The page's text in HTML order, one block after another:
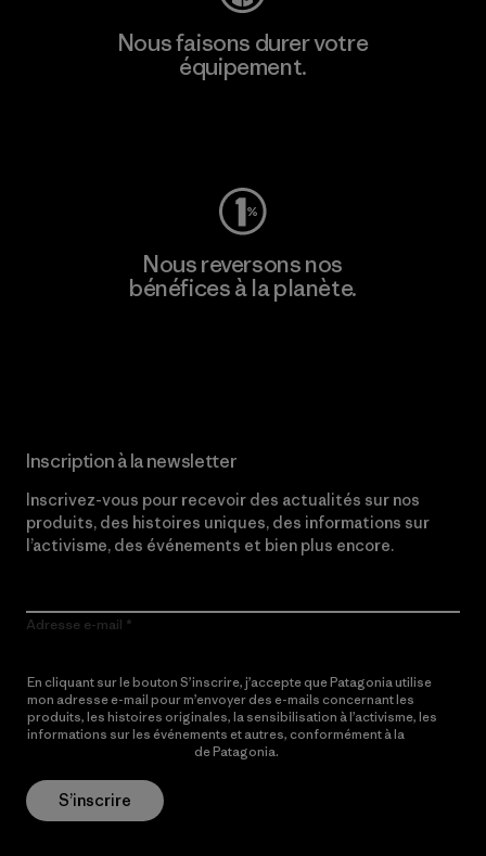
Nous faisons durer votre
équipement.
Nous reversons nos
bénéfices à la planète.
Inscription à la newsletter
Inscrivez-vous pour recevoir des actualités sur nos
produits, des histoires uniques, des informations sur
l’activisme, des événements et bien plus encore.
Adresse e-mail
En cliquant sur le bouton S’inscrire, j’accepte que Patagonia utilise
mon adresse e-mail pour m’envoyer des e-mails concernant les
produits, les histoires originales, la sensibilisation à l’activisme, les
informations sur les événements et autres, conformément à la
de Patagonia.
S’inscrire